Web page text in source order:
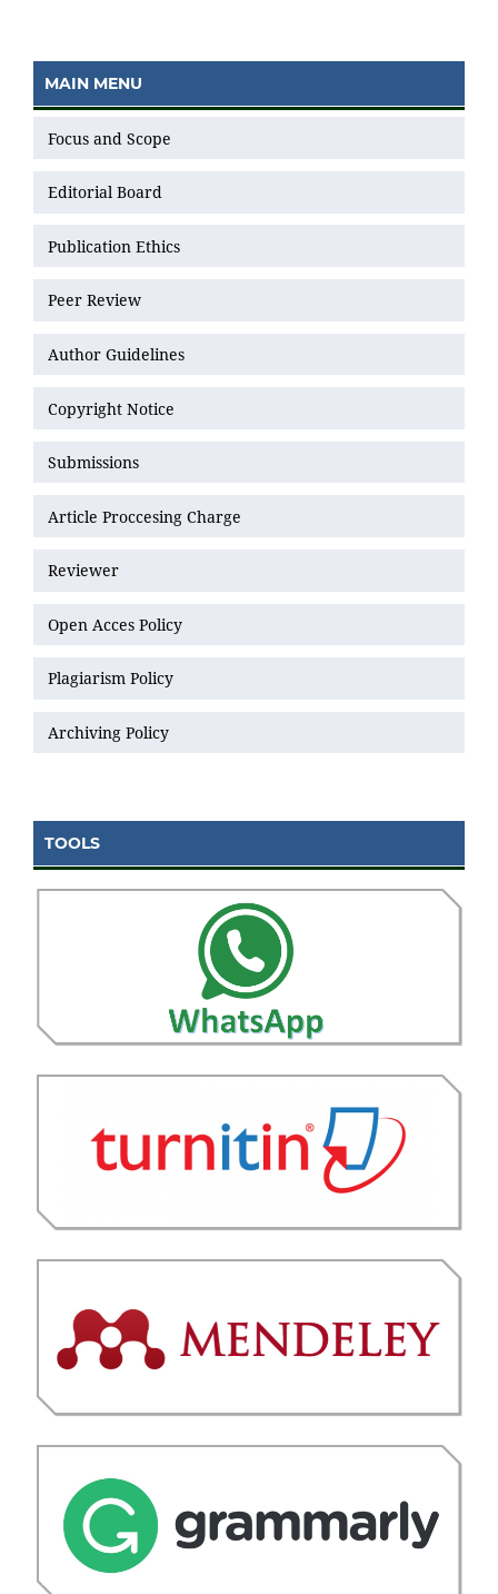
MAIN MENU
Focus and Scope
Editorial Board
Publication Ethics
Peer Review
Author Guidelines
Copyright Notice
Submissions
Article Proccesing Charge
Reviewer
Open Acces Policy
Plagiarism Policy
Archiving Policy
TOOLS